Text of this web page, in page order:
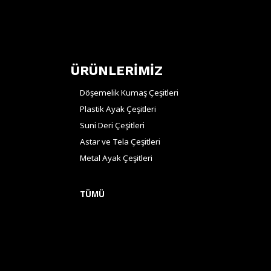
ÜRÜNLERİMİZ
Döşemelik Kumaş Çeşitleri
Plastik Ayak Çeşitleri
Suni Deri Çeşitleri
Astar ve Tela Çeşitleri
Metal Ayak Çeşitleri
TÜMÜ